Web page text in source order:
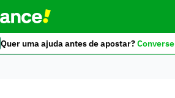
Quer uma ajuda antes de apostar?